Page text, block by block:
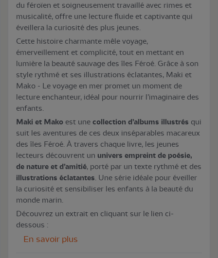
du féroïen et soigneusement travaillé avec rimes et
musicalité, offre une lecture fluide et captivante qui
éveillera la curiosité des plus jeunes.
Cette histoire charmante mêle voyage,
émerveillement et complicité, tout en mettant en
lumière la beauté sauvage des îles Féroé. Grâce à son
style rythmé et ses illustrations éclatantes, Maki et
Mako - Le voyage en mer promet un moment de
lecture enchanteur, idéal pour nourrir l’imaginaire des
enfants.
Maki et Mako est une collection d’albums illustrés qui
suit les aventures de ces deux inséparables macareux
des îles Féroé. À travers chaque livre, les jeunes
lecteurs découvrent un univers empreint de poésie,
de nature et d’amitié, porté par un texte rythmé et des
illustrations éclatantes. Une série idéale pour éveiller
la curiosité et sensibiliser les enfants à la beauté du
monde marin.
Découvrez un extrait en cliquant sur le lien ci-
dessous :
En savoir plus